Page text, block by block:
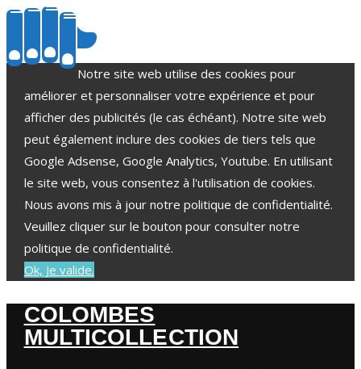
Notre site web utilise des cookies pour
améliorer et personnaliser votre expérience et pour
afficher des publicités (le cas échéant). Notre site web
peut également inclure des cookies de tiers tels que
Google Adsense, Google Analytics, Youtube. En utilisant
le site web, vous consentez à l'utilisation de cookies.
Nous avons mis à jour notre politique de confidentialité.
Veuillez cliquer sur le bouton pour consulter notre
politique de confidentialité.
Ok, Je valide.
COLOMBES
MULTICOLLECTION